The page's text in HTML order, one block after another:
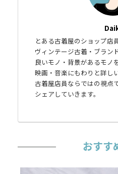
とある古着屋のショップ店員
ヴィンテージ古着・ブラン
良いモノ・背景があるモノ
映画・音楽にもわりと詳しい
古着屋店員ならではの視点
シェアしていきます。
おすす